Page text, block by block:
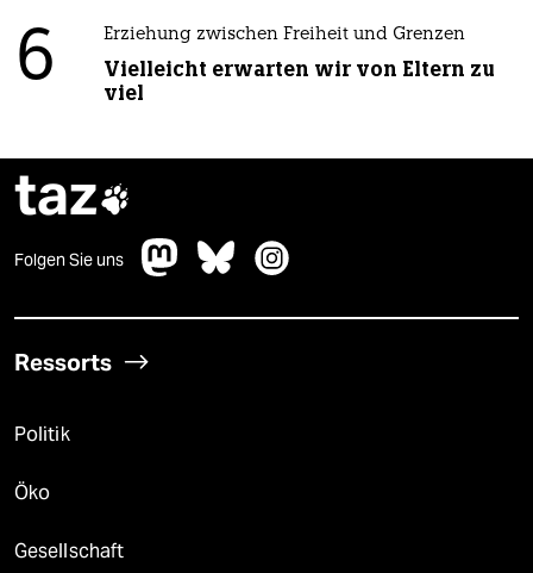
6 Erziehung zwischen Freiheit und Grenzen
Vielleicht erwarten wir von Eltern zu
viel
taz
Folgen Sie uns
Ressorts
Politik
Öko
Gesellschaft